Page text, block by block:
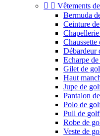
  Vêtements
Bermuda
Ceinture
Débardeur
Echarpe
Gilet de
Haut
Jupe de
Pantalon
Polo de
Pull de
Robe de
Veste de